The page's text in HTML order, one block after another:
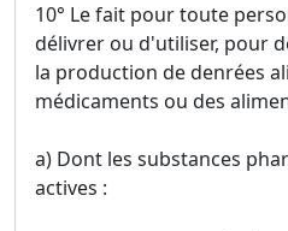
10° Le fait pour toute
délivrer ou d'utiliser, pour
la production de denrées
médicaments ou des
a) Dont les substances
actives :